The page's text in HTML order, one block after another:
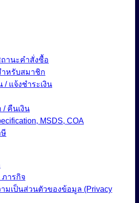
านะคำสั่งซื้อ
หรับสมาชิก
/ แจ้งชำระเงิน
/ คืนเงิน
MSDS, COA
ารกิจ
มเป็นส่วนตัวของข้อมูล (Privacy